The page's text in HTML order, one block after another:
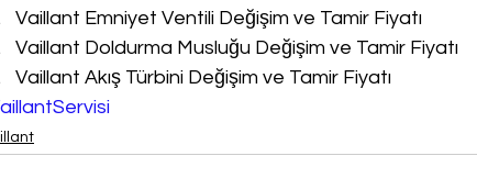
Vaillant Emniyet Ventili Değişim ve Tamir Fiyatı
Vaillant Doldurma Musluğu Değişim ve Tamir Fiyatı
Vaillant Akış Türbini Değişim ve Tamir Fiyatı